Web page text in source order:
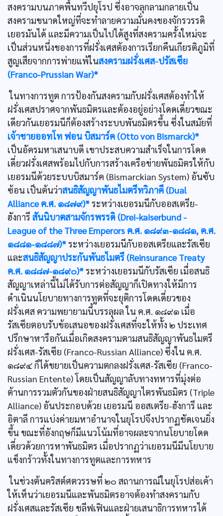
สงครามบนภาคพื้นทวีปยุโรป ซึ่งอาจลุกลามกลายเป็น
สงครามขนาดใหญ่ที่จะทำลายความมั่นคงของจักรวรรดิ
เยอรมันได้ และมีความเป็นไปได้สูงที่สงครามครั้งใหม่จะ
เป็นส่วนหนึ่งของการที่ฝรั่งเศสต้องการเรียกคืนเกียรติภูมิที่
สูญเสียจากการพ่ายแพ้ในสงครามฝรั่งเศส-ปรัสเซีย
(Franco-Prussian War)*
ในทางการทูต การป้องกันสงครามกับฝรั่งเศสต้องทำให้
ฝรั่งเศสปราศจากพันธมิตรและต้องอยู่อย่างโดดเดี่ยวขณะ
เดียวกันเยอรมนีก็ต้องสร้างระบบพันธมิตรขึ้น ซึ่งในสมัยที่
เจ้าชายออทโท ฟอน บิสมาร์ค (Otto von Bismarck)*
เป็นอัครมหาเสนาบดี เขาประสบความสำเร็จในการโดด
เดี่ยวฝรั่งเศสพร้อมไปกับการสร้างเครือข่ายพันธมิตรให้กับ
เยอรมนีด้วยระบบบิสมาร์ค (Bismarckian System) อันซับ
ซ้อน เป็นต้นว่าสนธิสัญญาพันธไมตรีทวิภาคี (Dual
Alliance ค.ศ. ๑๘๗๙)*ระหว่างเยอรมนีกับออสเตรีย-
ฮังการี สันนิบาตสามจักรพรรดิ (Drei-kaiserbund -
League of the Three Emperors ค.ศ. ๑๘๙๓-๑๘๘๑, ค.ศ.
๑๘๘๑-๑๘๘๗)*ระหว่างเยอรมนีกับออสเตรียและรัสเซีย
และสนธิสัญญาประกันพันธไมตรี (Reinsurance Treaty
ค.ศ. ๑๘๘๗-๑๘๙๐)*ระหว่างเยอรมนีกับรัสเซีย เมื่อสนธิ
สัญญาเหล่านี้ไม่ได้รับการต่อสัญญาก็เปิดทางให้มีการ
ดำเนินนโยบายทางการทูตที่จะยุติการโดดเดี่ยวของ
ฝรั่งเศส ความพยายามนี้บรรลุผล ใน ค.ศ. ๑๘๙๑ เมื่อ
รัสเซียตอบรับข้อเสนอของฝรั่งเศสที่จะให้ทั้ง ๒ ประเทศ
ปรึกษาหารือกันเมื่อเกิดสงครามตามสนธิสัญญาพันธไมตรี
ฝรั่งเศส-รัสเซีย (Franco-Russian Alliance) ซึ่งใน ค.ศ.
๑๘๙๔ ก็ได้ขยายเป็นความตกลงฝรั่งเศส-รัสเซีย (Franco-
Russian Entente) โดยเป็นสัญญาลับทางทหารที่มุ่งต่อ
ต้านการรวมตัวกันของฝ่ายสนธิสัญญาไตรพันธมิตร (Triple
Alliance) อันประกอบด้วย เยอรมนี ออสเตรีย-ฮังการี และ
อิตาลี การแบ่งค่ายมหาอำนาจในยุโรปจึงปรากฏชัดเจนยิ่ง
ขึ้น ขณะที่อังกฤษก็มีแนวโน้มที่อาจผละจากนโยบายโดด
เดี่ยวด้วยการหาพันธมิตร เมื่อปรากฏว่าเยอรมนีมีนโยบาย
แข็งกร้าวทั้งในทางการทูตและการทหาร
ในช่วงต้นคริสต์ศตวรรษที่ ๒๐ สถานการณ์ในยุโรปส่อเค้า
ให้เห็นว่าเยอรมนีและพันธมิตรอาจต้องทำสงครามกับ
ฝรั่งเศสและรัสเซีย ชลีฟเฟินและฝ่ายเสนาธิการทหารได้